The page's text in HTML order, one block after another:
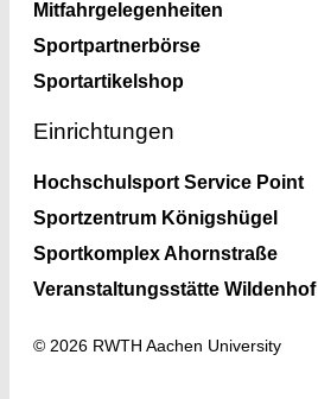
Mitfahrgelegenheiten
Sportpartnerbörse
Sportartikelshop
Einrichtungen
Hochschulsport Service Point
Sportzentrum Königshügel
Sportkomplex Ahornstraße
Veranstaltungsstätte Wildenhof
© 2026 RWTH Aachen University